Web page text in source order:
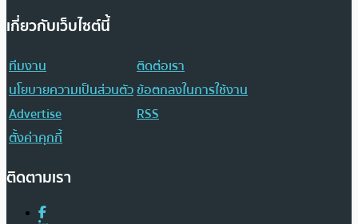
เกี่ยวกับเว็บไซต์นี้
ทีมงาน
ติดต่อเรา
นโยบายความเป็นส่วนตัวข้อตกลงในการใช้งาน
Advertise
RSS
ตั้งค่าคุกกี้
ติดตามเรา